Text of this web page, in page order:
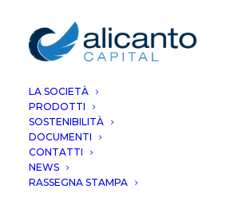
LA SOCIETÀ
PRODOTTI
SOSTENIBILITÀ
DOCUMENTI
CONTATTI
NEWS
RASSEGNA STAMPA